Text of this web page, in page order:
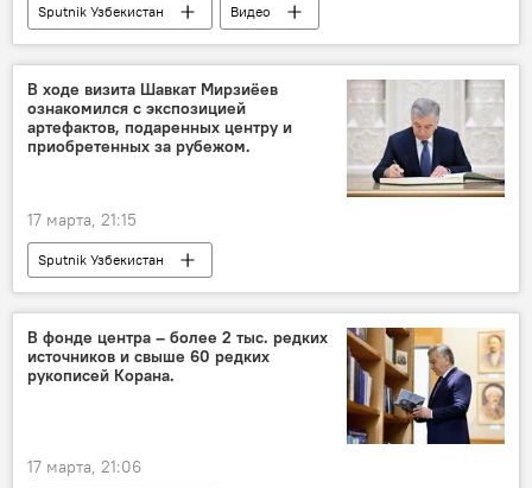
Sputnik Узбекистан Видео
В ходе визита Шавкат Мирзиёев
ознакомился с экспозицией
артефактов, подаренных центру и
приобретенных за рубежом.
17 марта, 21:15
Sputnik Узбекистан
В фонде центра – более 2 тыс. редких
источников и свыше 60 редких
рукописей Корана.
17 марта, 21:06